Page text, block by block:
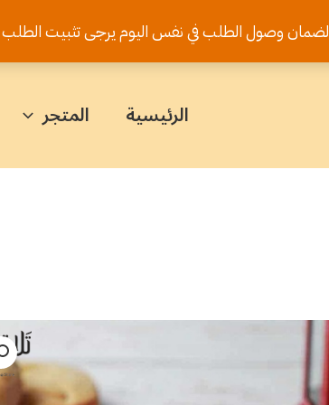
لضمان وصول الطلب في نفس اليوم يرجى تثبيت الطلب قبل الساعة 17:00 - يجب طلب
الرئيسية المتجر